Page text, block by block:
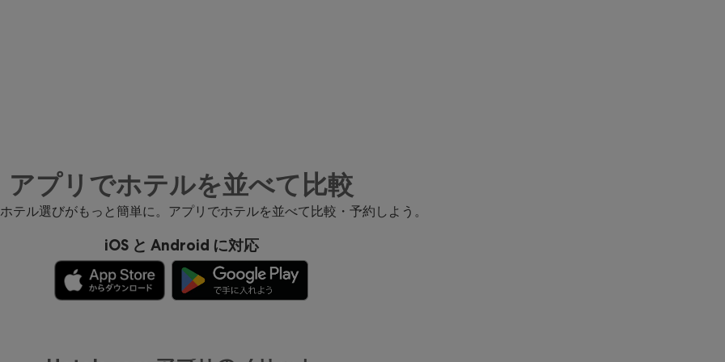
アプリでホテルを並べて比較
テル選びがもっと簡単に。アプリでホテルを並べて比較・予約しよう。
iOS と Android に対応